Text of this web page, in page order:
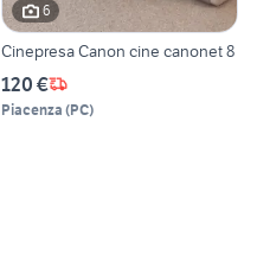
6
Cinepresa Canon cine canonet 8
120 €
Piacenza (PC)